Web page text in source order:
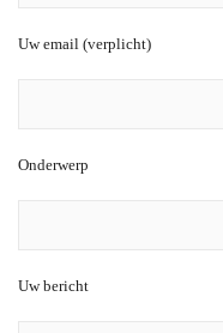
Uw email (verplicht)
Onderwerp
Uw bericht